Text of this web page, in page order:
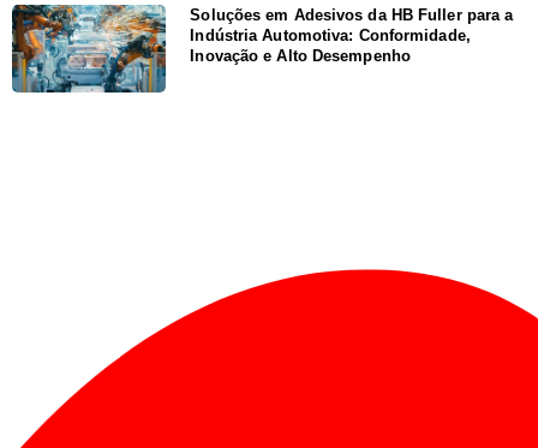
Soluções em Adesivos da HB Fuller para a
Indústria Automotiva: Conformidade,
Inovação e Alto Desempenho